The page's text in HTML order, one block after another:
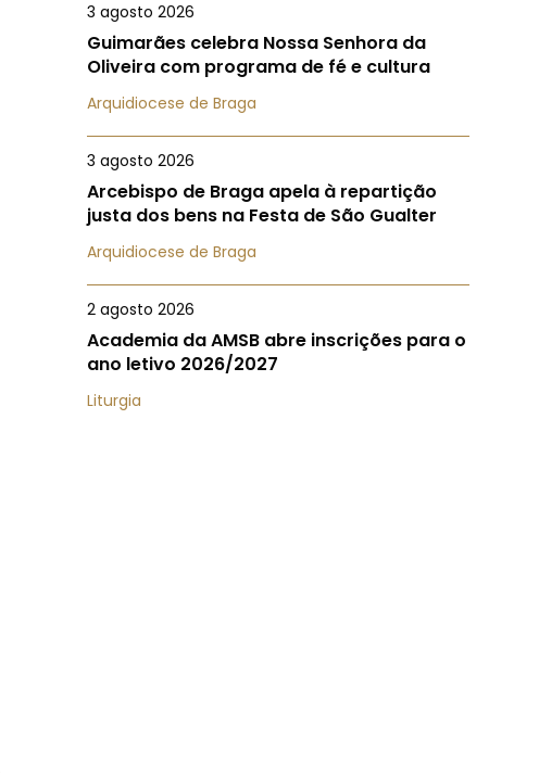
3 agosto 2026
Guimarães celebra Nossa Senhora da
Oliveira com programa de fé e cultura
Arquidiocese de Braga
3 agosto 2026
Arcebispo de Braga apela à repartição
justa dos bens na Festa de São Gualter
Arquidiocese de Braga
2 agosto 2026
Academia da AMSB abre inscrições para o
ano letivo 2026/2027
Liturgia